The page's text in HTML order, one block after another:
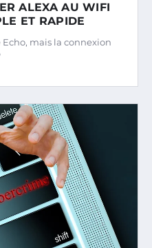
ALEXA AU WIFI
ET RAPIDE
mais la connexion